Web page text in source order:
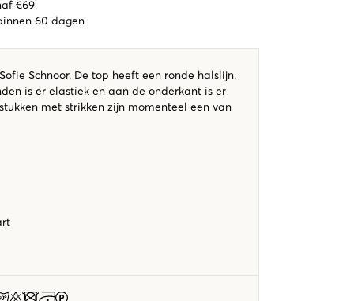
€69
60 dagen
Schnoor. De top heeft een ronde halslijn.
is er elastiek en aan de onderkant is er
met strikken zijn momenteel een van